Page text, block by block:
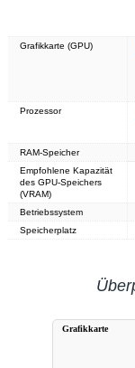
Grafikkarte (GPU)
Prozessor
RAM-Speicher
Empfohlene Kapazität
des GPU-Speichers
(VRAM)
Betriebssystem
Speicherplatz
Grafikkarte